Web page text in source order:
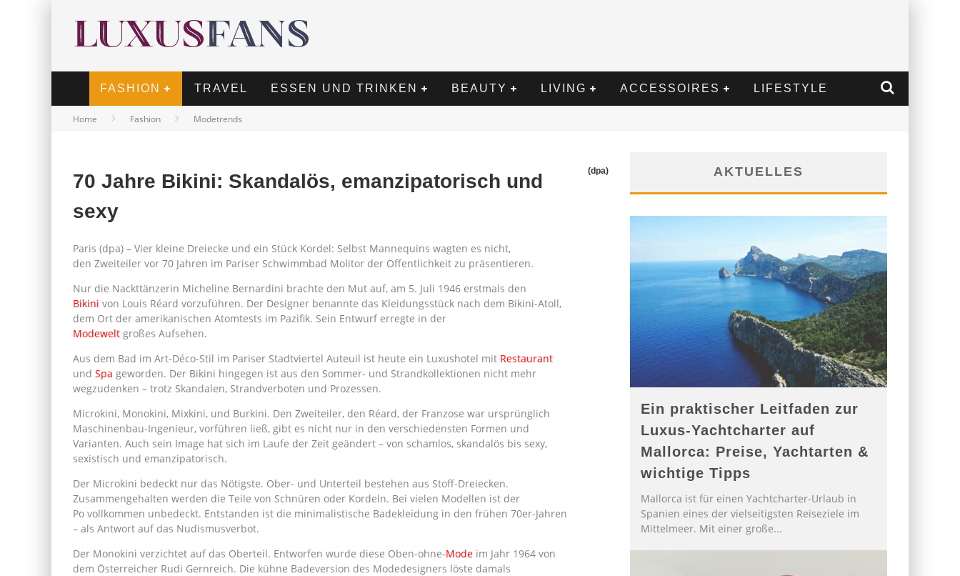
FASHION TRAVEL ESSEN UND TRINKEN BEAUTY LIVING ACCESSOIRES LIFESTYLE
Home Fashion Modetrends
70 Jahre Bikini: Skandalös, emanzipatorisch und
sexy
(dpa)
Paris (dpa) – Vier kleine Dreiecke und ein Stück Kordel: Selbst Mannequins wagten es nicht,
den Zweiteiler vor 70 Jahren im Pariser Schwimmbad Molitor der Öffentlichkeit zu präsentieren.
Nur die Nackttänzerin Micheline Bernardini brachte den Mut auf, am 5. Juli 1946 erstmals den
Bikini von Louis Réard vorzuführen. Der Designer benannte das Kleidungsstück nach dem Bikini-Atoll,
dem Ort der amerikanischen Atomtests im Pazifik. Sein Entwurf erregte in der
Modewelt großes Aufsehen.
Aus dem Bad im Art-Déco-Stil im Pariser Stadtviertel Auteuil ist heute ein Luxushotel mit Restaurant
und Spa geworden. Der Bikini hingegen ist aus den Sommer- und Strandkollektionen nicht mehr
wegzudenken – trotz Skandalen, Strandverboten und Prozessen.
Microkini, Monokini, Mixkini, und Burkini. Den Zweiteiler, den Réard, der Franzose war ursprünglich
Maschinenbau-Ingenieur, vorführen ließ, gibt es nicht nur in den verschiedensten Formen und
Varianten. Auch sein Image hat sich im Laufe der Zeit geändert – von schamlos, skandalös bis sexy,
sexistisch und emanzipatorisch.
Der Microkini bedeckt nur das Nötigste. Ober- und Unterteil bestehen aus Stoff-Dreiecken.
Zusammengehalten werden die Teile von Schnüren oder Kordeln. Bei vielen Modellen ist der
Po vollkommen unbedeckt. Entstanden ist die minimalistische Badekleidung in den frühen 70er-Jahren
– als Antwort auf das Nudismusverbot.
Der Monokini verzichtet auf das Oberteil. Entworfen wurde diese Oben-ohne-Mode im Jahr 1964 von
dem Österreicher Rudi Gernreich. Die kühne Badeversion des Modedesigners löste damals
AKTUELLES
Ein praktischer Leitfaden zur
Luxus-Yachtcharter auf
Mallorca: Preise, Yachtarten &
wichtige Tipps
Mallorca ist für einen Yachtcharter-Urlaub in
Spanien eines der vielseitigsten Reiseziele im
Mittelmeer. Mit einer große...